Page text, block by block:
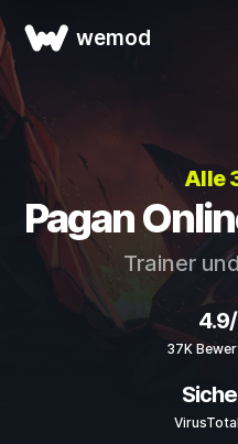
wemod
Alle
Pagan
Trainer
37K